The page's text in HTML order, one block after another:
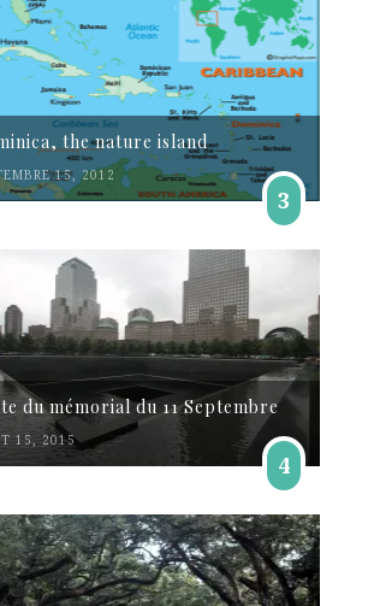
the nature island
15, 2012
3
du mémorial du 11 Septembre
15, 2015
4